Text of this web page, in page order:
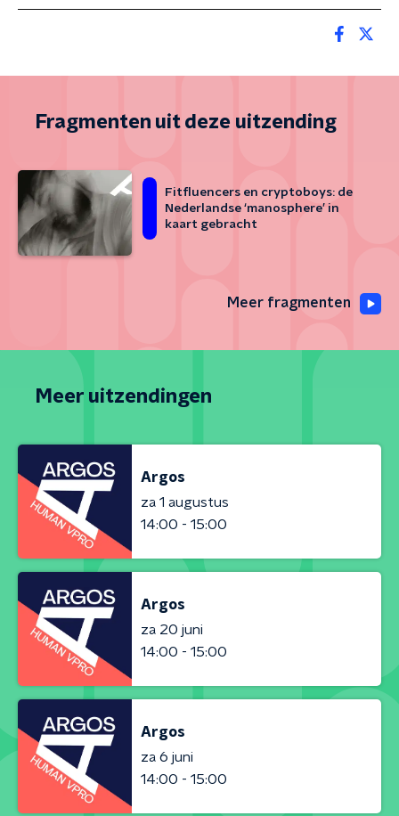
Fragmenten uit deze uitzending
Fitfluencers en cryptoboys: de
Nederlandse ‘manosphere’ in
kaart gebracht
Meer fragmenten
Meer uitzendingen
Argos
za 1 augustus
14:00 - 15:00
Argos
za 20 juni
14:00 - 15:00
Argos
za 6 juni
14:00 - 15:00